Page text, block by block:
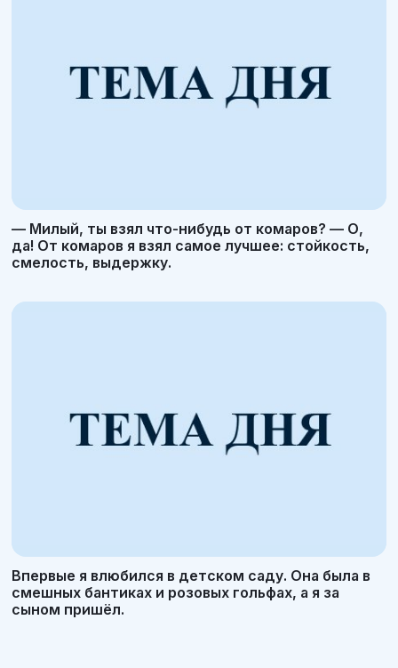
— Милый, ты взял что-нибудь от комаров? — О,
да! От комаров я взял самое лучшее: стойкость,
смелость, выдержку.
Впервые я влюбился в детском саду. Она была в
смешных бантиках и розовых гольфах, а я за
сыном пришёл.